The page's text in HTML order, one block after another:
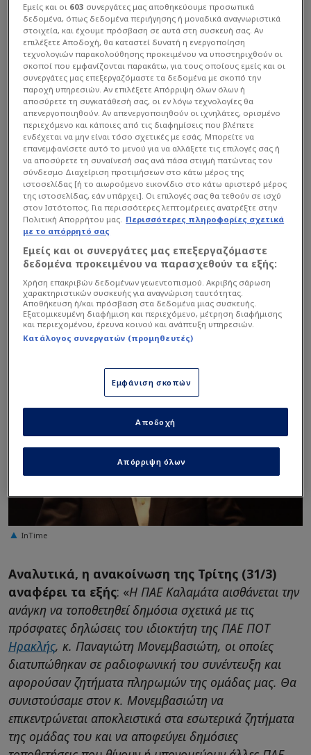
Σε δηλώσεις του ο μεγαλομέτοχος του Ηρακλή
ανέφερε ότι στη «Μαύρη Θύελλα» υπήρχαν
καθυστερήσεις μηνών στις πληρωμές, με τους
Μεσσήνιους να απαντούν πως «στο σπίτι του
κρεμασμένου δεν μιλάνε για σχοινί».
Διαβάστε επίσης...
Μονεμβασιώτης:
«Εξυπηρετώ τα συμφέροντα
του Ηρακλή» (ΒΙΝΤΕΟ)
Μονεμβασιώτης για
Ηρακλή: "Δύο καφέδες
ζητάμε, πάμε για 20
παίκτες"
InTime
Αναλυτικά, η ανακοίνωση της Τρίτης (31/3)
αναφέρει τα εξής: «Η ΠΑΕ Καλαμάτα αισθάνεται την
ανάγκη να τοποθετηθεί δημόσια σχετικά με τις
πρόσφατες δηλώσεις του ιδιοκτήτη της ΠΑΕ ΠΟΤ
Ηρακλής, κ. Παναγιώτη Μονεμβασιώτη, οι οποίες
διατυπώθηκαν σε ραδιοφωνική του συνέντευξη και
αφορούσαν ζητήματα πληρωμών της ομάδας μας. Θα
συνιστούσαμε στον κ. Μονεμβασιώτη να
επικεντρώνεται αποκλειστικά στα εσωτερικά ζητήματα
της ομάδας του και να αποφεύγει δημόσιες
Εμείς και οι 603 συνεργάτες μας αποθηκεύουμε προσωπικά
δεδομένα, όπως δεδομένα περιήγησης ή μοναδικά αναγνωριστικά
στοιχεία, και έχουμε πρόσβαση σε αυτά στη συσκευή σας. Αν
επιλέξετε Αποδοχή, θα καταστεί δυνατή η ενεργοποίηση
τεχνολογιών παρακολούθησης προκειμένου να υποστηριχθούν οι
σκοποί που εμφανίζονται παρακάτω, για τους οποίους εμείς και οι
συνεργάτες μας επεξεργαζόμαστε τα δεδομένα με σκοπό την
παροχή υπηρεσιών. Αν επιλέξετε Απόρριψη όλων όλων ή
αποσύρετε τη συγκατάθεσή σας, οι εν λόγω τεχνολογίες θα
απενεργοποιηθούν. Αν απενεργοποιηθούν οι ιχνηλάτες, ορισμένο
περιεχόμενο και κάποιες από τις διαφημίσεις που βλέπετε
ενδέχεται να μην είναι τόσο σχετικές με εσάς. Μπορείτε να
επανεμφανίσετε αυτό το μενού για να αλλάξετε τις επιλογές σας ή
να αποσύρετε τη συναίνεσή σας ανά πάσα στιγμή πατώντας τον
σύνδεσμο Διαχείριση προτιμήσεων στο κάτω μέρος της
ιστοσελίδας [ή το αιωρούμενο εικονίδιο στο κάτω αριστερό μέρος
της ιστοσελίδας, εάν υπάρχει]. Οι επιλογές σας θα τεθούν σε ισχύ
στον Ιστότοπος. Για περισσότερες λεπτομέρειες ανατρέξτε στην
Πολιτική Απορρήτου μας. Περισσότερες πληροφορίες σχετικά
με το απόρρητό σας
Εμείς και οι συνεργάτες μας επεξεργαζόμαστε
δεδομένα προκειμένου να παρασχεθούν τα εξής:
Χρήση επακριβών δεδομένων γεωεντοπισμού. Ακριβής σάρωση
χαρακτηριστικών συσκευής για αναγνώριση ταυτότητας.
Αποθήκευση ή/και πρόσβαση στα δεδομένα μιας συσκευής.
Εξατομικευμένη διαφήμιση και περιεχόμενο, μέτρηση διαφήμισης
και περιεχομένου, έρευνα κοινού και ανάπτυξη υπηρεσιών.
Κατάλογος συνεργατών (προμηθευτές)
Εμφάνιση σκοπών
Απόρριψη όλων
Αποδοχή